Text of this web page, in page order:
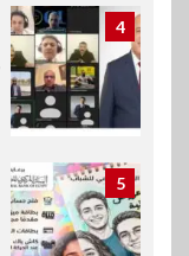
4
5